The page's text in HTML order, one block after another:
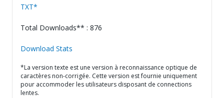
TXT*
Total Downloads** : 876
Download Stats
*La version texte est une version à reconnaissance optique de
caractères non-corrigée. Cette version est fournie uniquement
pour accommoder les utilisateurs disposant de connections
lentes.